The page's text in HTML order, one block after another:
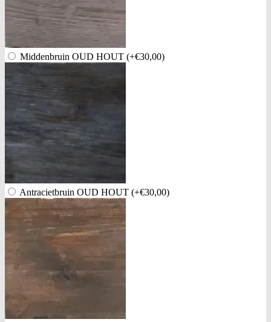
Middenbruin OUD HOUT (+€30,00)
Antracietbruin OUD HOUT (+€30,00)